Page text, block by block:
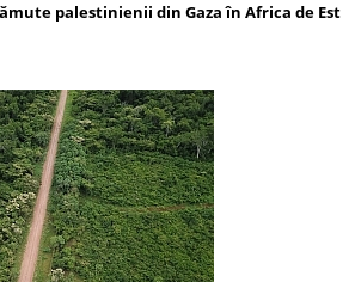
palestinienii din Gaza în Africa de Est